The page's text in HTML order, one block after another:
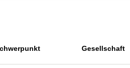
Gesellschaft